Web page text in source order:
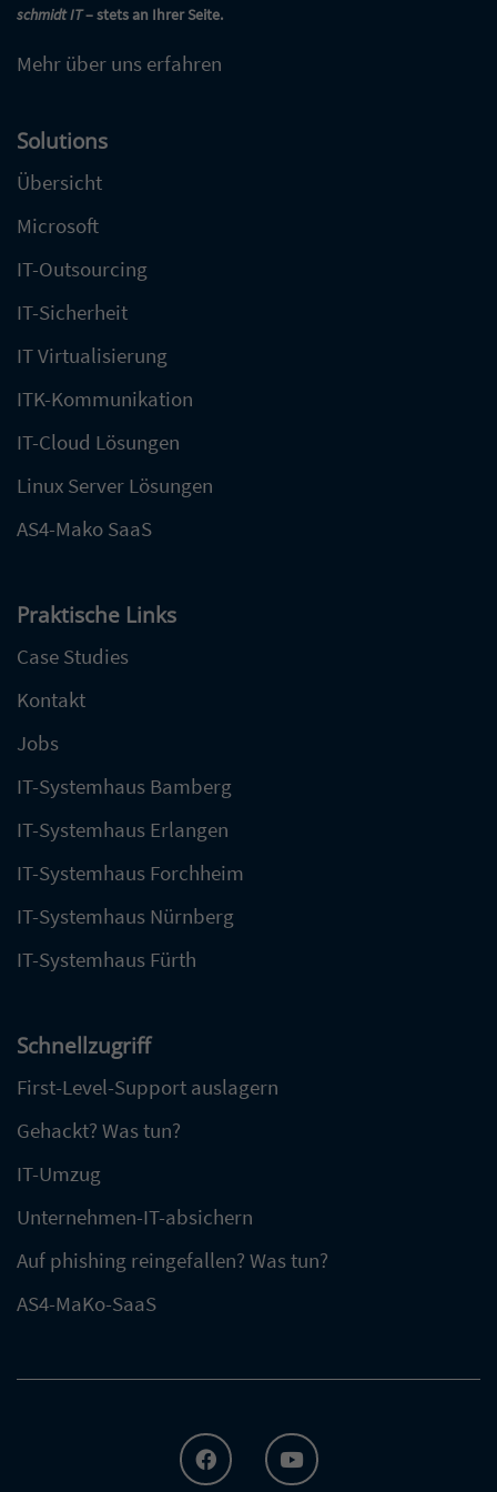
schmidt IT– stets an Ihrer Seite.
Mehr über uns erfahren
Solutions
Übersicht
Microsoft
IT-Outsourcing
IT-Sicherheit
IT Virtualisierung
ITK-Kommunikation
IT-Cloud Lösungen
Linux Server Lösungen
AS4-Mako SaaS
Praktische Links
Case Studies
Kontakt
Jobs
IT-Systemhaus Bamberg
IT-Systemhaus Erlangen
IT-Systemhaus Forchheim
IT-Systemhaus Nürnberg
IT-Systemhaus Fürth
Schnellzugriff
First-Level-Support auslagern
Gehackt? Was tun?
IT-Umzug
Unternehmen-IT-absichern
Auf phishing reingefallen? Was tun?
AS4-MaKo-SaaS
FACEBOOKYOUTUBE